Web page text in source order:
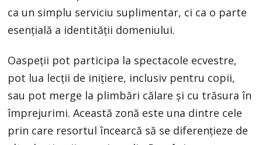
ca un simplu serviciu suplimentar, ci ca o parte
esențială a identității domeniului.
Oaspeții pot participa la spectacole ecvestre,
pot lua lecții de inițiere, inclusiv pentru copii,
sau pot merge la plimbări călare și cu trăsura în
împrejurimi. Această zonă este una dintre cele
prin care resortul încearcă să se diferențieze de